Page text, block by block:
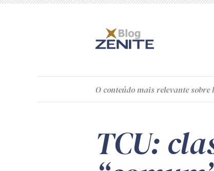
O conteúdomais relevante sobre
TCU: